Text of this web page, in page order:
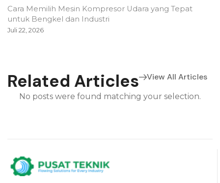
Cara Memilih Mesin Kompresor Udara yang Tepat
untuk Bengkel dan Industri
Juli 22, 2026
Related Articles View All Articles
No posts were found matching your selection.